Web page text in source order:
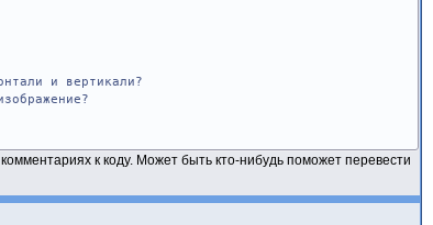
и вертикали?
к коду. Может быть кто-нибудь поможет перевести